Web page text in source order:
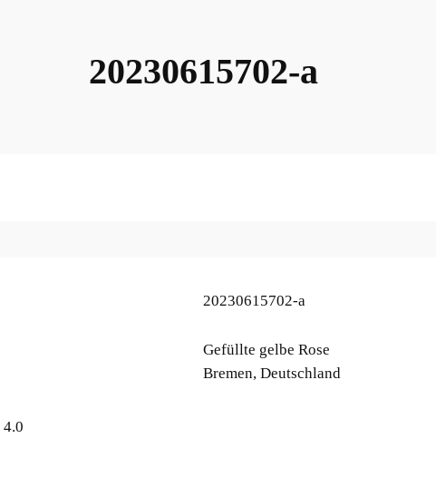
20230615702-a
20230615702-a
Gefüllte gelbe Rose
Bremen, Deutschland